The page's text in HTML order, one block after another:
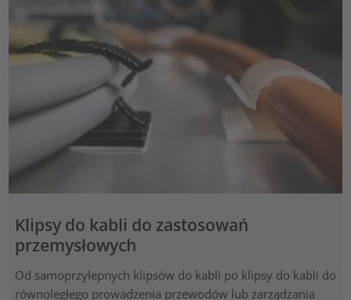
Klipsy do kabli do zastosowań
przemysłowych
Od samoprzylepnych klipsów do kabli po klipsy do kabli do
równoległego prowadzenia przewodów lub zarządzania